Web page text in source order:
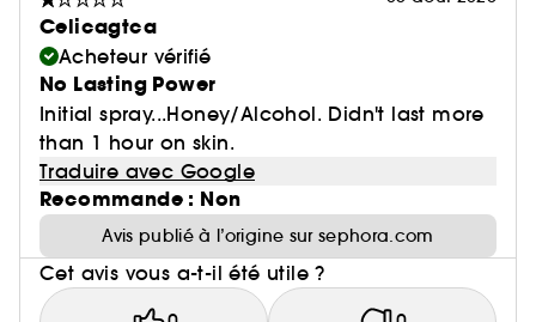
Celicagtca
Acheteur vérifié
No Lasting Power
Initial spray...Honey/Alcohol. Didn't last more
than 1 hour on skin.
Traduire avec Google
Recommande : Non
Avis publié à l’origine sur sephora.com
Cet avis vous a-t-il été utile ?